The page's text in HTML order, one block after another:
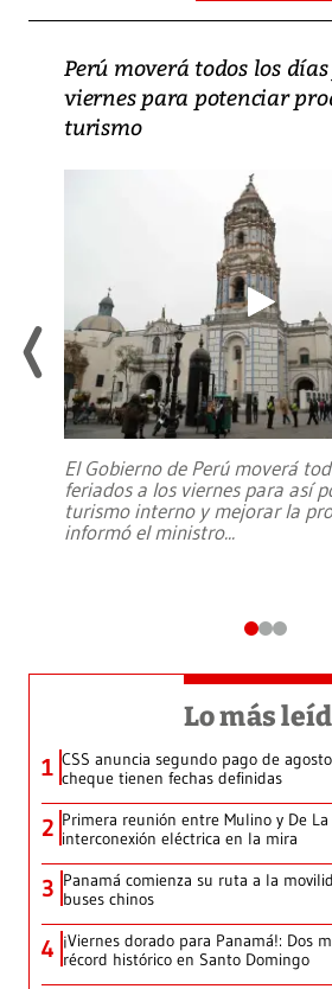
Perú moverá todos los
viernes para potenciar
turismo
El Gobierno de Perú moverá
feriados a los viernes para así
turismo interno y mejorar la
informó el ministro...
Lo más
1 CSS anuncia segundo pago de
cheque tienen fechas definidas
2 Primera reunión entre Mulino y De
interconexión eléctrica en la mira
3 Panamá comienza su ruta a la
buses chinos
4 ¡Viernes dorado para Panamá!: Dos
récord histórico en Santo Domingo